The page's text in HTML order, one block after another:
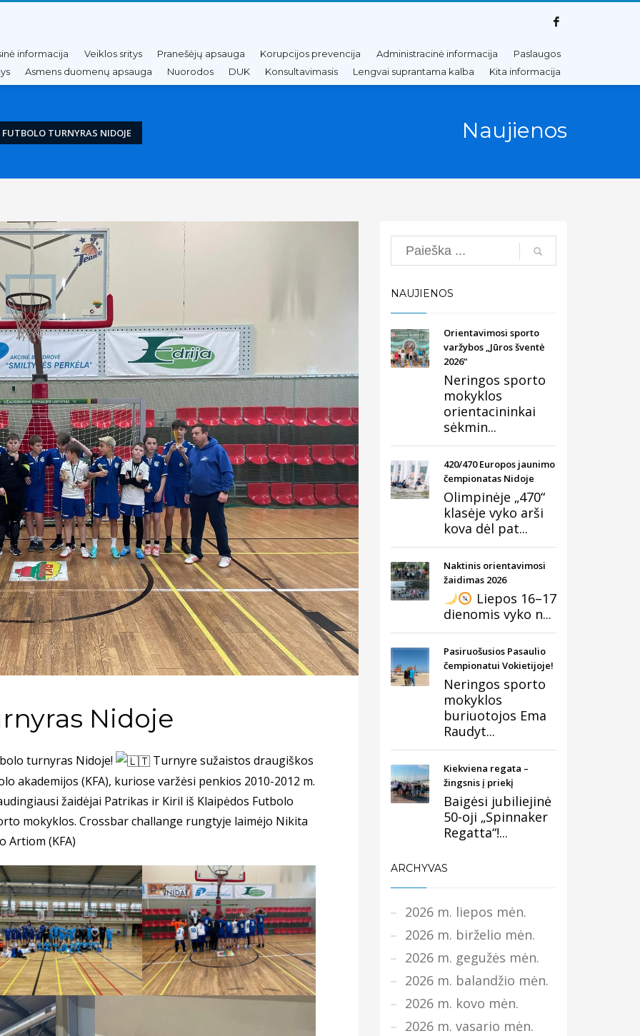
informacija Veiklos sritys Pranešėjų apsauga Korupcijos prevencija Administracinė informacija
Paslaugos
Asmens duomenų apsauga Nuorodos DUK Konsultavimasis Lengvai suprantama kalba Kita informacija
TURNYRAS NIDOJE Naujienos
Nidoje
turnyras Nidoje!
Turnyre sužaistos draugiškos
akademijos (KFA), kuriose varžėsi penkios 2010-2012 m.
žaidėjai Patrikas ir Kiril iš Klaipėdos Futbolo
mokyklos. Crossbar challange rungtyje laimėjo Nikita
Artiom (KFA)
Search
NAUJIENOS
Orientavimosi sporto
varžybos „Jūros šventė
2026“
Neringos sporto
mokyklos
orientacininkai
sėkmin...
420/470 Europos jaunimo
čempionatas Nidoje
Olimpinėje „470“
klasėje vyko arši
kova dėl pat...
Naktinis orientavimosi
žaidimas 2026
Liepos 16–17
dienomis vyko n...
Pasiruošusios Pasaulio
čempionatui Vokietijoje!
Neringos sporto
mokyklos
buriuotojos Ema
Raudyt...
Kiekviena regata –
žingsnis į priekį
Baigėsi jubiliejinė
50-oji „Spinnaker
Regatta“!...
ARCHYVAS
2026 m. liepos mėn.
2026 m. birželio mėn.
2026 m. gegužės mėn.
2026 m. balandžio mėn.
2026 m. kovo mėn.
2026 m. vasario mėn.